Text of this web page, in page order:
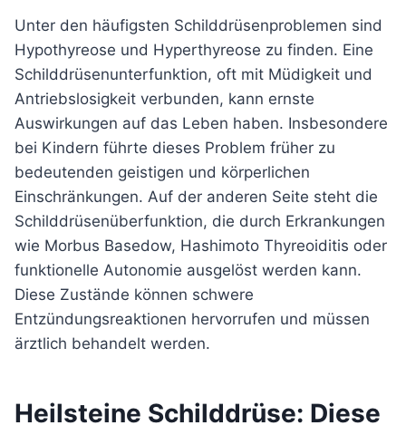
Unter den häufigsten Schilddrüsenproblemen sind
Hypothyreose und Hyperthyreose zu finden. Eine
Schilddrüsenunterfunktion, oft mit Müdigkeit und
Antriebslosigkeit verbunden, kann ernste
Auswirkungen auf das Leben haben. Insbesondere
bei Kindern führte dieses Problem früher zu
bedeutenden geistigen und körperlichen
Einschränkungen. Auf der anderen Seite steht die
Schilddrüsenüberfunktion, die durch Erkrankungen
wie Morbus Basedow, Hashimoto Thyreoiditis oder
funktionelle Autonomie ausgelöst werden kann.
Diese Zustände können schwere
Entzündungsreaktionen hervorrufen und müssen
ärztlich behandelt werden.
Heilsteine Schilddrüse: Diese